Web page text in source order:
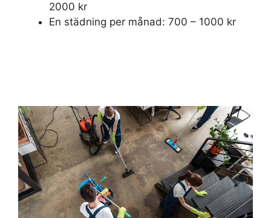
2000 kr
En städning per månad: 700 – 1000 kr